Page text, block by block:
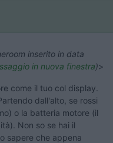
inserito in data
in nuova finestra)>
come il tuo col display.
dall'alto, se rossi
o la batteria motore (il
Non so se hai il
sapere che appena